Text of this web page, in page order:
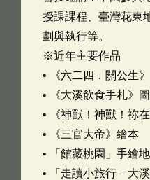
授課課程、臺灣花東
劃與執行等。
※近年主要作品
• 《六二四．關公生
• 《大溪飲食手札》
• 《神獸！神獸！祢
• 《三官大帝》繪本
• 「館藏桃園」手繪
• 「走讀小旅行－大溪